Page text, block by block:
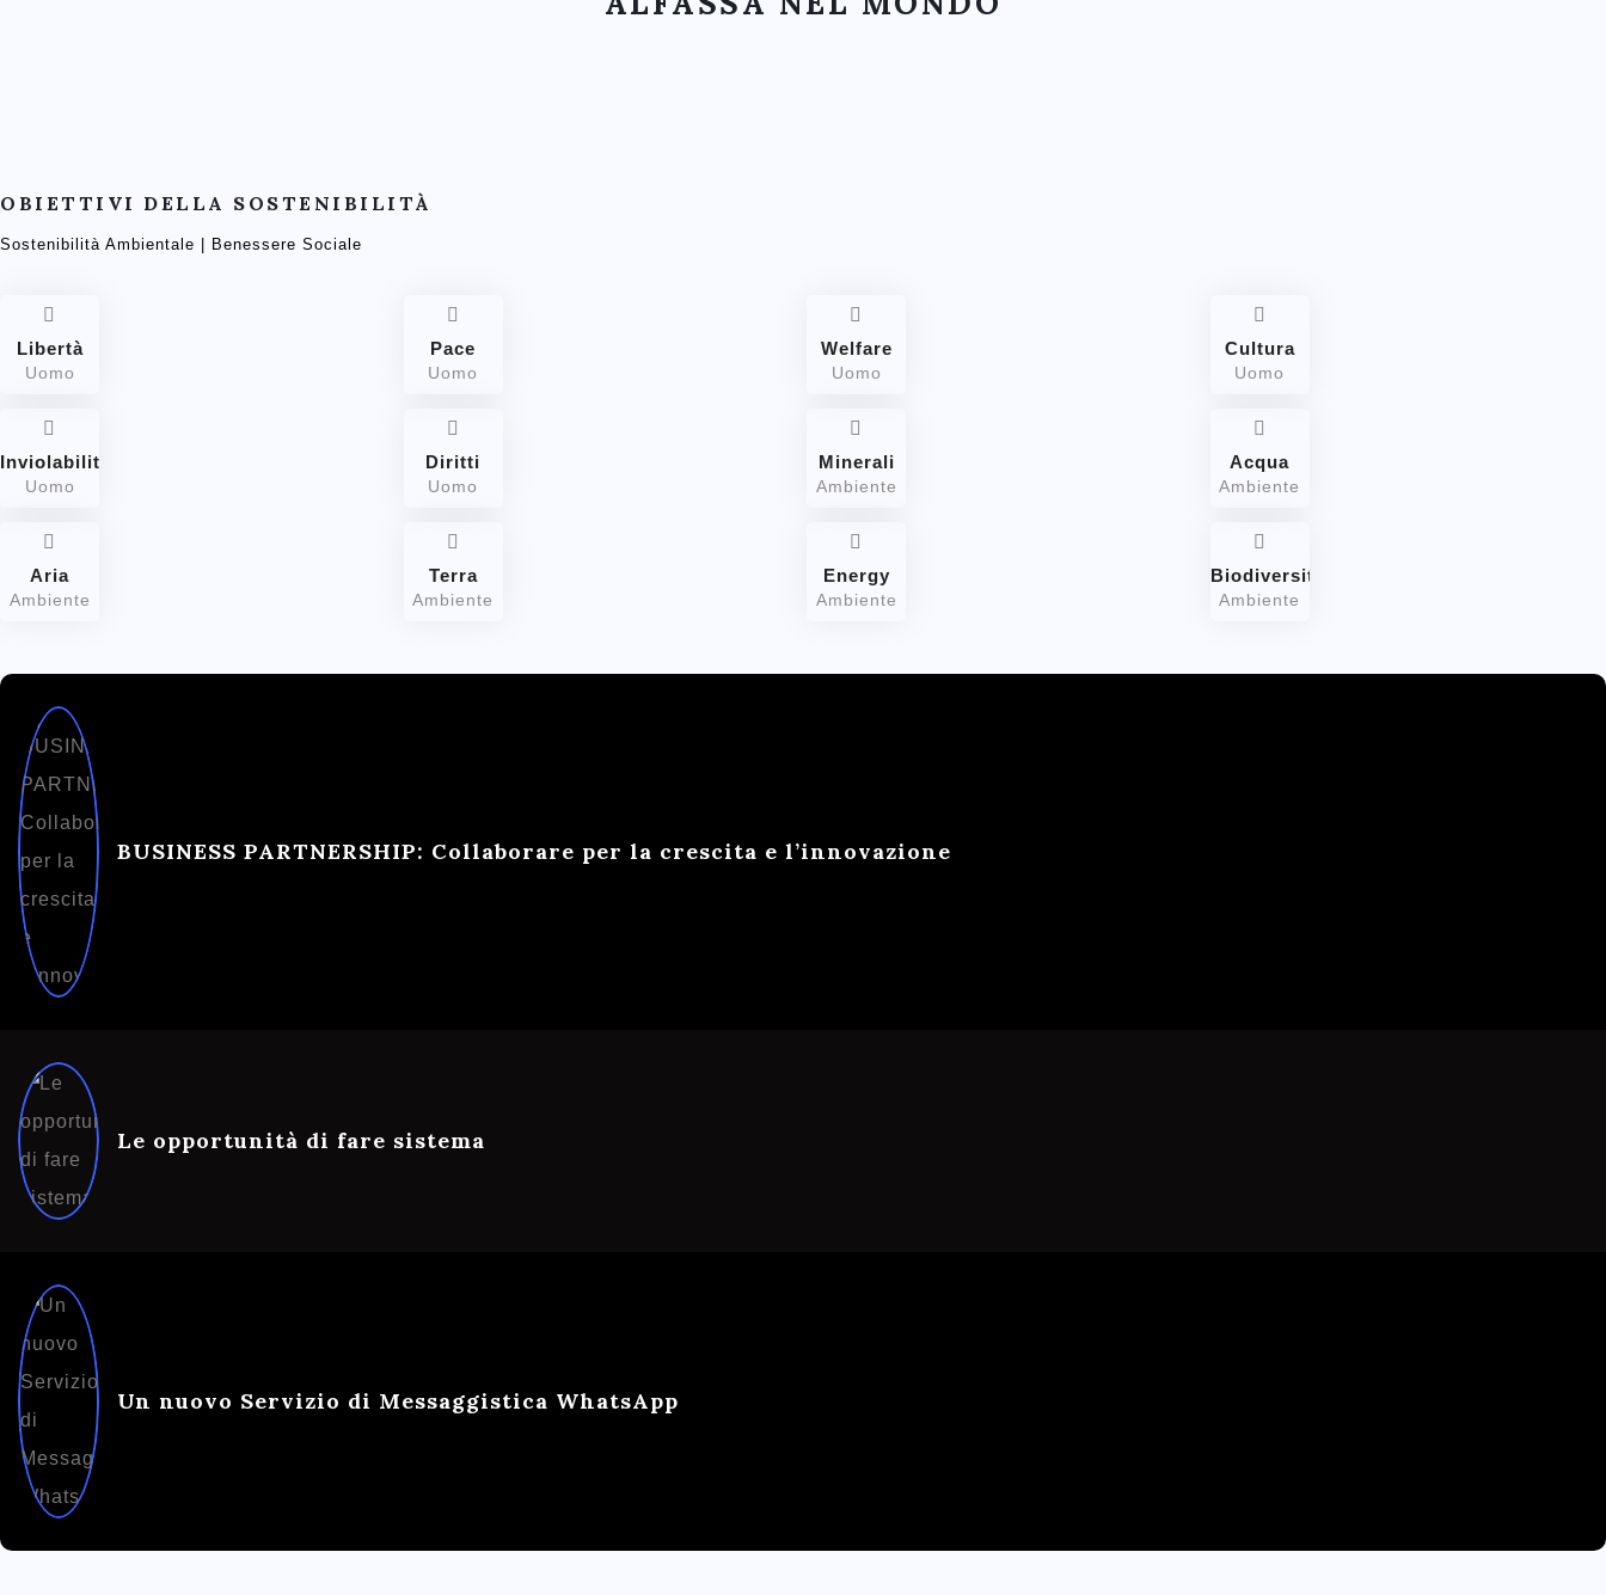
OBIETTIVI DELLA SOSTENIBILITÀ
Sostenibilità Ambientale | Benessere Sociale
Libertà
Uomo
Pace
Uomo
Welfare
Uomo
Cultura
Uomo
Inviolabilità
Uomo
Diritti
Uomo
Minerali
Ambiente
Acqua
Ambiente
Aria
Ambiente
Terra
Ambiente
Energy
Ambiente
Biodiversità
Ambiente
BUSINESS PARTNERSHIP: Collaborare per la crescita e l’innovazione
Le opportunità di fare sistema
Un nuovo Servizio di Messaggistica WhatsApp